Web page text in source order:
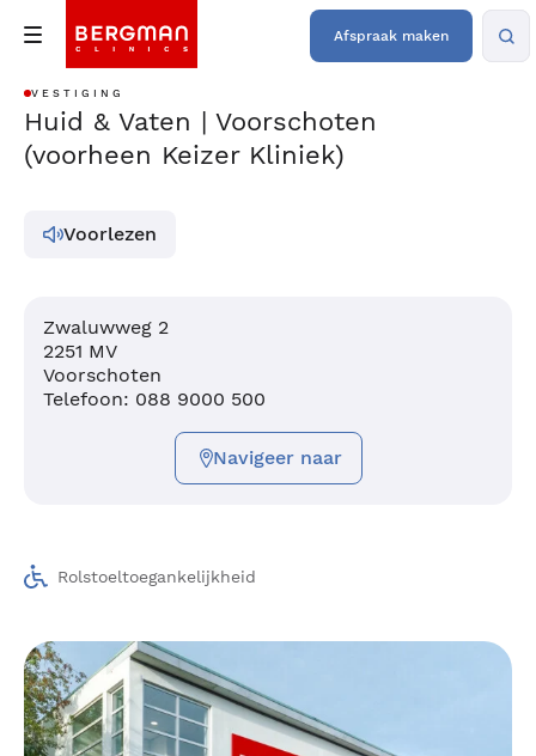
Afspraak maken
VESTIGING
Huid & Vaten | Voorschoten
(voorheen Keizer Kliniek)
Voorlezen
Zwaluwweg 2
2251 MV
Voorschoten
Telefoon: 088 9000 500
Navigeer naar
Rolstoeltoegankelijkheid